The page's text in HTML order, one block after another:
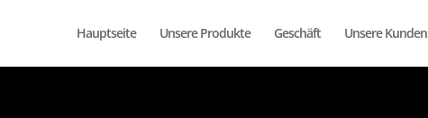
Hauptseite Unsere Produkte Geschäft Unsere Kunden